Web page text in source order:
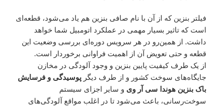
فیلتر بنزین که از آن با نام صافی بنزین هم یاد می‌شود، قطعه‌ای
است که تاثیر بسیار مهمی در عملکرد اتومبیل شما خواهد
داشت. از همین‌‌رو در هر سرویس دوره‌ای بررسی وضعیت این
قطعه و حتی تعویض آن از اهمیت فراوانی برخوردار است.
از یک طرف کیفیت پایین بنزین و وجود آلودگی در مخازن
جایگاه‌های سوخت کشور و از طرف دیگر پوسیدگی و فرسایش
باک بنزین هوندا سی آر وی و سایر اجزای سیستم
سوخت‌رسانی، باعث می‌شود تا در اغلب مواقع آلودگی‌های